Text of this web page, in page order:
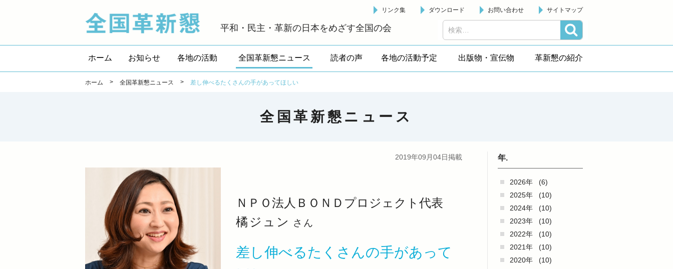
平和・民主・革新の日本をめざす全国の会
リンク集 ダウンロード お問い合わせ サイトマップ
ホーム お知らせ 各地の活動 全国革新懇ニュース 読者の声 各地の活動予定 出版物・宣伝物 革新懇の紹介
ホーム > 全国革新懇ニュース > 差し伸べるたくさんの手があってほしい
全国革新懇ニュース
2019年09月04日掲載
ＮＰＯ法人ＢＯＮＤプロジェクト代表
橘ジュン
さん
差し伸べるたくさんの手があって
年.
2026年
(6)
2025年
(10)
2024年
(10)
2023年
(10)
2022年
(10)
2021年
(10)
2020年
(10)